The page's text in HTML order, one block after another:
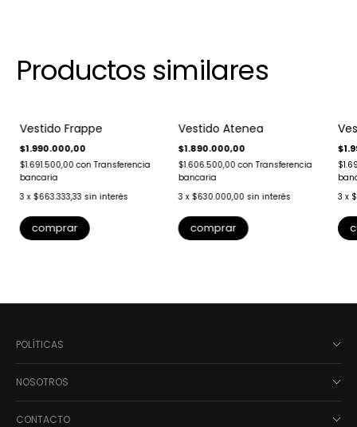
Productos similares
Vestido Frappe
$1.990.000,00
$1.691.500,00con Transferencia
bancaria
3 x $663.333,33 sin interés
comprar
Vestido Atenea
$1.890.000,00
$1.606.500,00con Transferencia
bancaria
3 x$630.000,00 sin interés
comprar
3 x
POLÍTICAS
NOSOTROS
CONTACTO